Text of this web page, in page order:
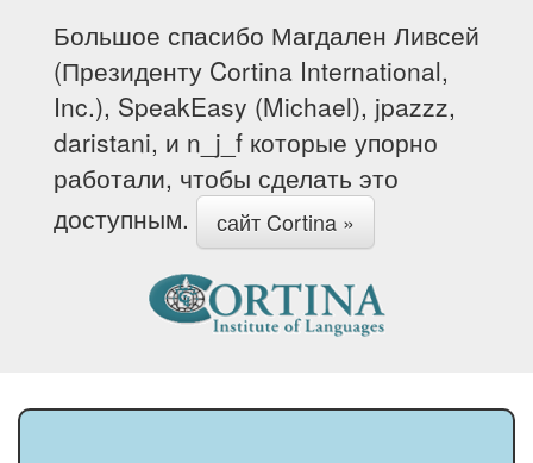
Большое спасибо Магдален Ливсей
(Президенту Cortina International,
Inc.), SpeakEasy (Michael), jpazzz,
daristani, и n_j_f которые упорно
работали, чтобы сделать это
доступным.
сайт Cortina »